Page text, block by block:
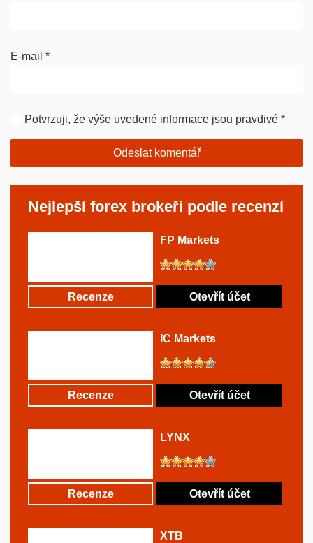
E-mail *
Potvrzuji, že výše uvedené informace jsou pravdivé *
Nejlepší forex brokeři podle recenzí
FP Markets
Recenze Otevřít účet
IC Markets
Recenze Otevřít účet
LYNX
Recenze Otevřít účet
XTB